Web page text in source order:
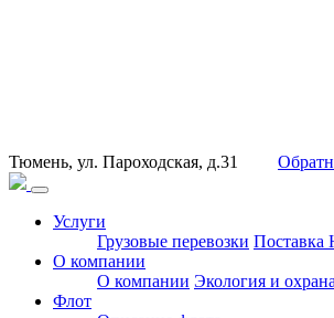
Тюмень, ул. Пароходская, д.31
Услуги
Грузовые перевозки
О компании
О компании Экология и
Флот